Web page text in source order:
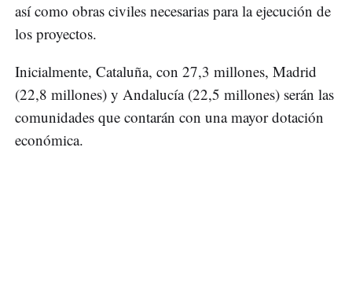
así como obras civiles necesarias para la ejecución de
los proyectos.
Inicialmente, Cataluña, con 27,3 millones, Madrid
(22,8 millones) y Andalucía (22,5 millones) serán las
comunidades que contarán con una mayor dotación
económica.